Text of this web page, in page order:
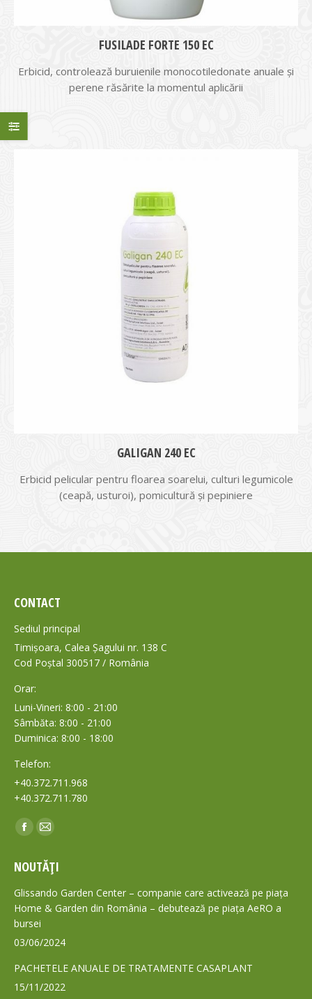
FUSILADE FORTE 150 EC
Erbicid, controlează buruienile monocotiledonate anuale şi
perene răsărite la momentul aplicării
GALIGAN 240 EC
Erbicid pelicular pentru floarea soarelui, culturi legumicole
(ceapă, usturoi), pomicultură şi pepiniere
CONTACT
Sediul principal
Timișoara, Calea Șagului nr. 138 C
Cod Poștal 300517 / România
Orar:
Luni-Vineri: 8:00 - 21:00
Sâmbăta: 8:00 - 21:00
Duminica: 8:00 - 18:00
Telefon:
+40.372.711.968
+40.372.711.780
Find us on:
Facebook
opens
in
new
window
Mail
opens
in
new
NOUTĂȚI
Glissando Garden Center – companie care activează pe piața
Home & Garden din România – debutează pe piața AeRO a
bursei
03/06/2024
PACHETELE ANUALE DE TRATAMENTE CASAPLANT
15/11/2022